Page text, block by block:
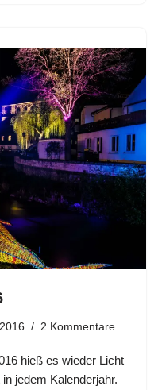
2 Kommentare
hieß es wieder Licht
jedem Kalenderjahr.